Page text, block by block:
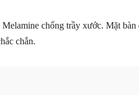
chống trầy xước. Mặt
chắn.